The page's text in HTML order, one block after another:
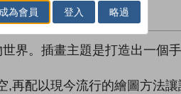
界。插畫主題是打造出一個
配以現今流行的繪圖方法讓
成為會員 登入 略過